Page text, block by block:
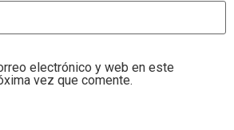
electrónico y web en este
vez que comente.